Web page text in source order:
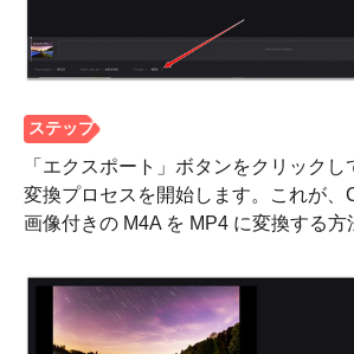
ステップ
3。
「エクスポート」ボタンをクリック
変換プロセスを開始します。これが、
画像付きの M4A を MP4 に変換する方